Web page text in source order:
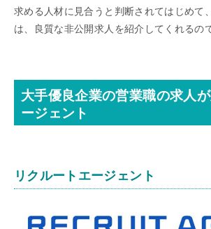
求める人材に見合うと判断されてはじめて
は、良質な非公開求人を紹介してくれるの
大手優良企業の営業職の求人
ージェント
リクルートエージェント